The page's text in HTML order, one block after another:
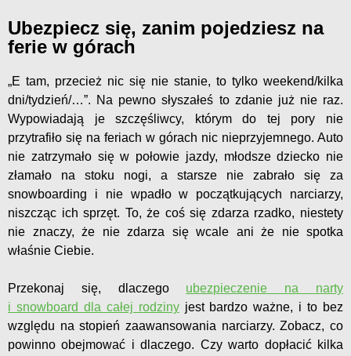
Ubezpiecz się, zanim pojedziesz na
ferie w górach
„E tam, przecież nic się nie stanie, to tylko weekend/kilka
dni/tydzień/…”. Na pewno słyszałeś to zdanie już nie raz.
Wypowiadają je szczęśliwcy, którym do tej pory nie
przytrafiło się na feriach w górach nic nieprzyjemnego. Auto
nie zatrzymało się w połowie jazdy, młodsze dziecko nie
złamało na stoku nogi, a starsze nie zabrało się za
snowboarding i nie wpadło w początkujących narciarzy,
niszcząc ich sprzęt. To, że coś się zdarza rzadko, niestety
nie znaczy, że nie zdarza się wcale ani że nie spotka
właśnie Ciebie.
Przekonaj się, dlaczego ubezpieczenie na narty
i snowboard dla całej rodzinyjest bardzo ważne, i to bez
względu na stopień zaawansowania narciarzy. Zobacz, co
powinno obejmować i dlaczego. Czy warto dopłacić kilka